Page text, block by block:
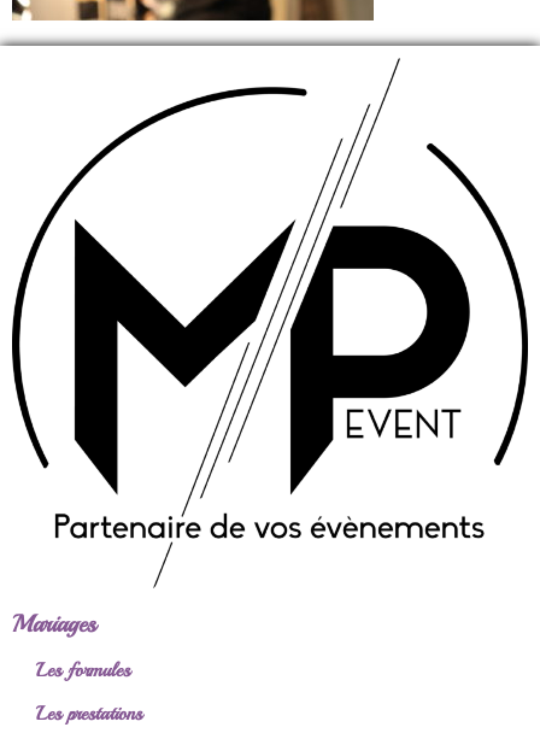
Mariages
Les formules
Les prestations